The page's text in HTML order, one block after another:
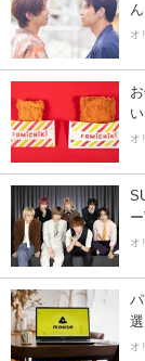
ん
オ
い
オ
ー
オ
選
オ